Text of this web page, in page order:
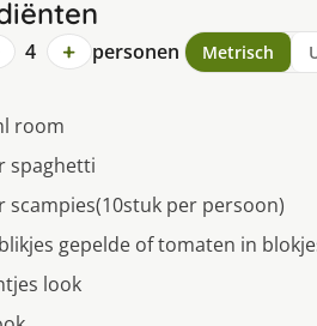
4 + personen Metrisch
room
spaghetti
scampies(10stuk per persoon)
gepelde of tomaten in
look